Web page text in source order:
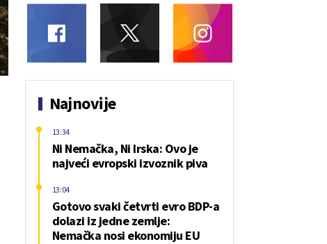
Najnovije
Ni Nemačka, Ni Irska: Ovo je
najveći evropski izvoznik piva
13:34
Gotovo svaki četvrti evro BDP-a
dolazi iz jedne zemlje:
Nemačka nosi ekonomiju EU
13:04